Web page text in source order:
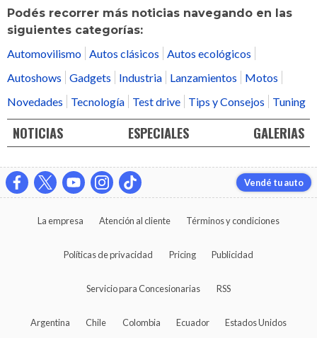
Podés recorrer más noticias navegando en las
siguientes categorías:
Automovilismo
Autos clásicos
Autos ecológicos
Autoshows
Gadgets Industria Lanzamientos
Motos
Novedades
Tecnología Test drive Tips y Consejos Tuning
NOTICIAS ESPECIALES GALERIAS
Vendé tu auto
La empresa Atención al cliente Términos y condiciones
Políticas de privacidad Pricing Publicidad
Servicio para Concesionarias RSS
Argentina Chile Colombia Ecuador Estados Unidos